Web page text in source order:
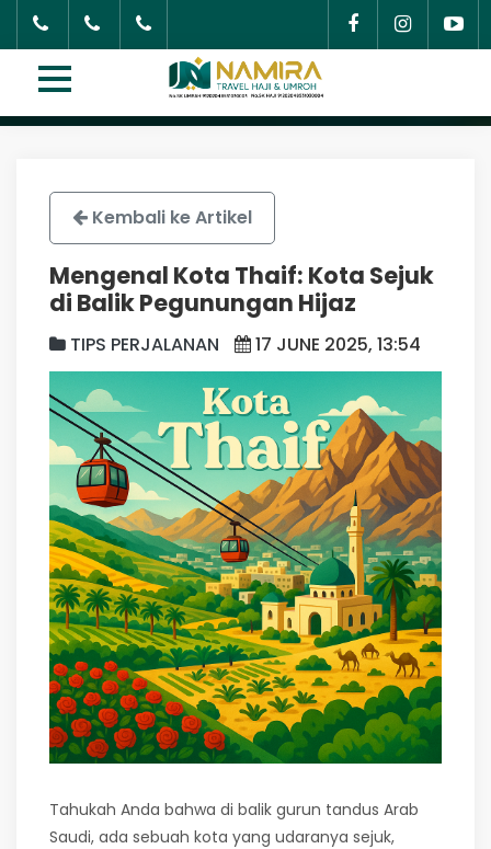
Kembali ke Artikel
Mengenal Kota Thaif: Kota Sejuk
di Balik Pegunungan Hijaz
TIPS PERJALANAN 17 JUNE 2025, 13:54
Tahukah Anda bahwa di balik gurun tandus Arab
Saudi, ada sebuah kota yang udaranya sejuk,